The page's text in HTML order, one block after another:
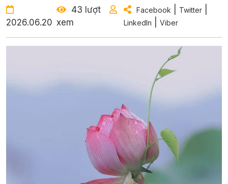
2026.06.20
43 lượt
xem
Facebook Twitter|
LinkedIn Viber